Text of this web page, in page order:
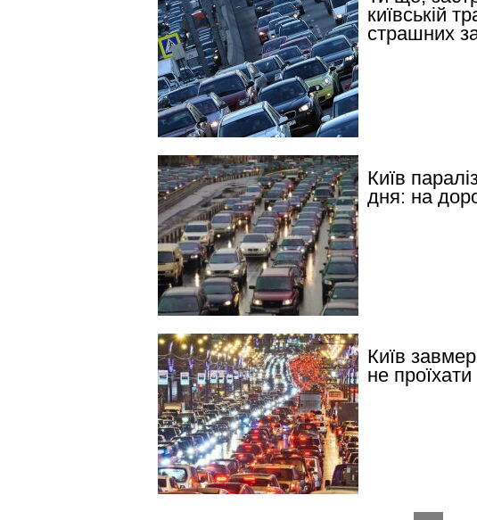
київській
страшних
Київ
дня: на
Київ
не проїхати